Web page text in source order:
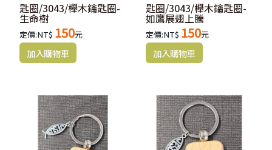
匙圈/3043/櫸木鑰匙圈-
生命樹
定價:NT$ 150元
匙圈/3043/櫸木鑰匙圈-
如鷹展翅上騰
定價:NT$ 150元